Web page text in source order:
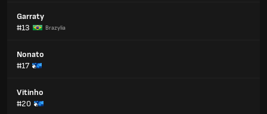
Garraty
#13
Brazylia
Nonato
#17
Vitinho
#20